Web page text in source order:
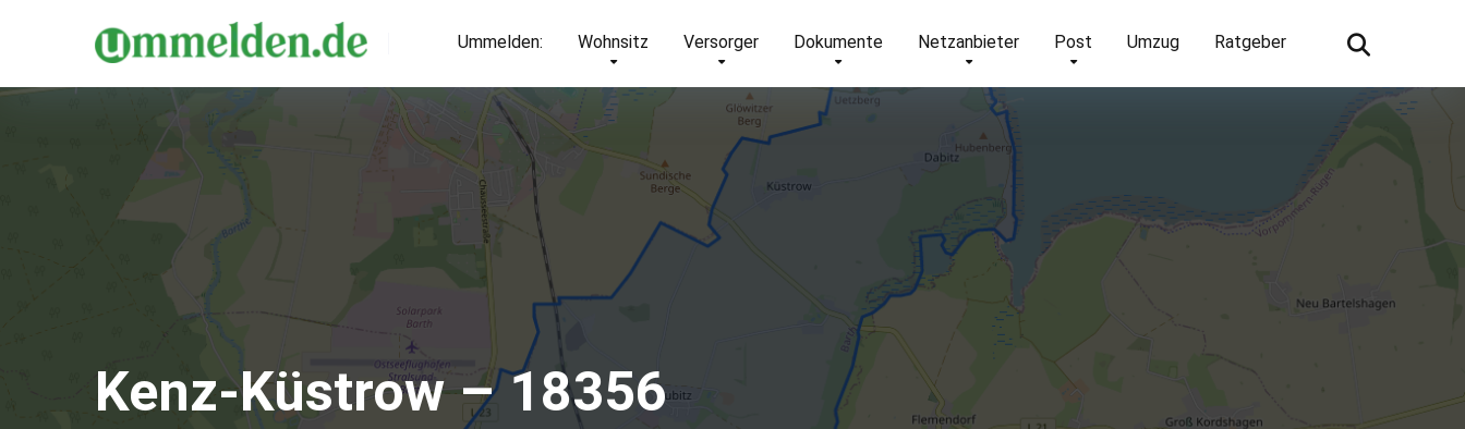
Ummelden: Wohnsitz Versorger Dokumente Netzanbieter Post Umzug Ratgeber
Kenz-Küstrow – 18356